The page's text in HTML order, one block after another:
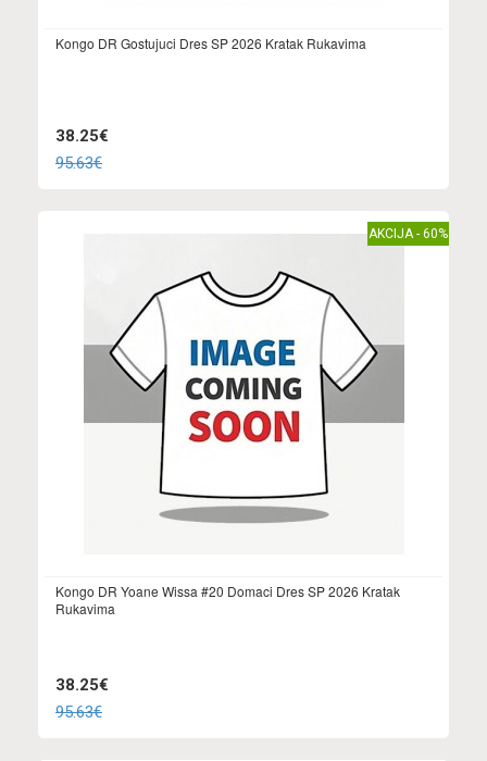
Kongo DR Gostujuci Dres SP 2026 Kratak Rukavima
38.25€
95.63€
AKCIJA - 60%
Kongo DR Yoane Wissa #20 Domaci Dres SP 2026 Kratak
Rukavima
38.25€
95.63€